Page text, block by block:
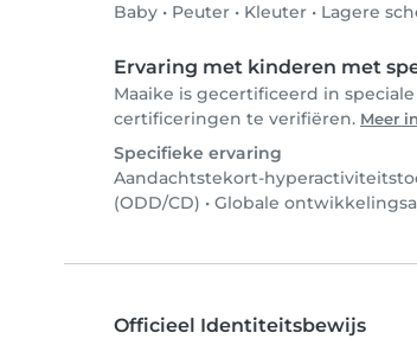
Baby • Peuter • Kleuter • Lagere
Ervaring met kinderen met
Maaike is gecertificeerd in
certificeringen te verifiëren. Meer
Specifieke ervaring
Aandachtstekort-
(ODD/CD) • Globale
Officieel Identiteitsbewijs